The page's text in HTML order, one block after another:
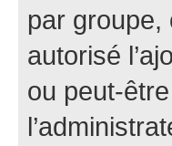
par groupe,
autorisé
ou peut-